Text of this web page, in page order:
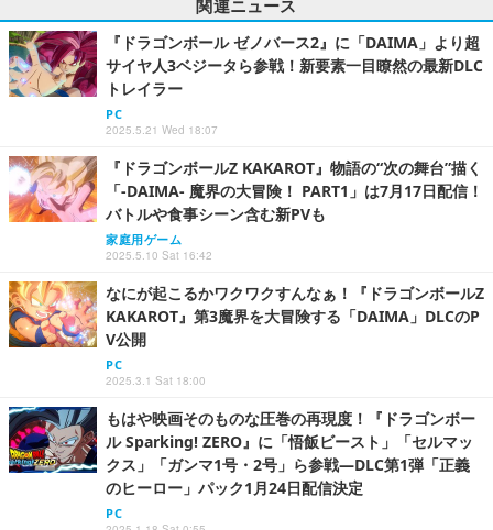
関連ニュース
『ドラゴンボール ゼノバース2』に「DAIMA」より超
サイヤ人3ベジータら参戦！新要素一目瞭然の最新DLC
トレイラー
PC
2025.5.21 Wed 18:07
『ドラゴンボールZ KAKAROT』物語の“次の舞台”描く
「-DAIMA- 魔界の大冒険！ PART1」は7月17日配信！
バトルや食事シーン含む新PVも
家庭用ゲーム
2025.5.10 Sat 16:42
なにが起こるかワクワクすんなぁ！『ドラゴンボールZ
KAKAROT』第3魔界を大冒険する「DAIMA」DLCのP
V公開
PC
2025.3.1 Sat 18:00
もはや映画そのものな圧巻の再現度！『ドラゴンボー
ル Sparking! ZERO』に「悟飯ビースト」「セルマッ
クス」「ガンマ1号・2号」ら参戦―DLC第1弾「正義
のヒーロー」パック1月24日配信決定
PC